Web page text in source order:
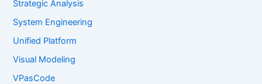
Strategic Analysis
System Engineering
Unified Platform
Visual Modeling
VPasCode